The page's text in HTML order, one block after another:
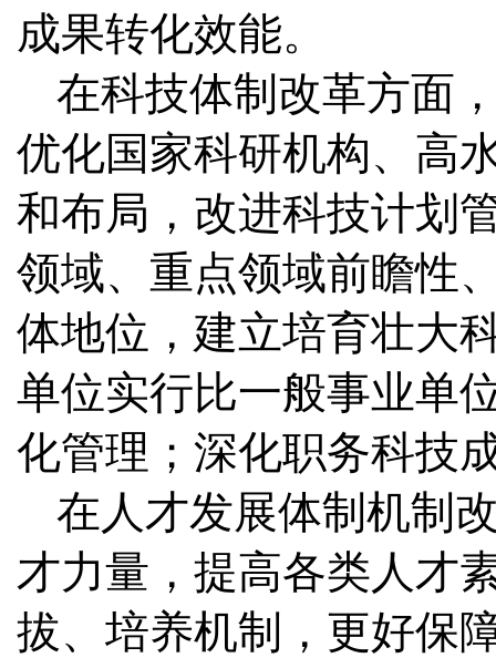
成果转化效能。
在科技体制改革方面
优化国家科研机构、高
和布局，改进科技计划
领域、重点领域前瞻性
体地位，建立培育壮大
单位实行比一般事业单
化管理；深化职务科技
在人才发展体制机制
才力量，提高各类人才
拔、培养机制，更好保